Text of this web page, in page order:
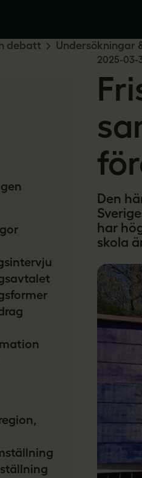
debatt Undersökningar
2025-03-
Den
har
skola